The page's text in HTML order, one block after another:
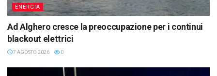
ENERGIA
Ad Alghero cresce la preoccupazione per i continui
blackout elettrici
7 AGOSTO 2026 0